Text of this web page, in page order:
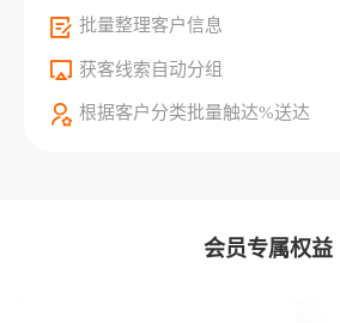
批量整理客户信息
获客线索自动分组
根据客户分类批量触达%送达
会员专属权益